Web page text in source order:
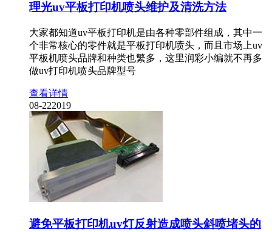
理光uv平板打印机喷头维护及清洗方法
大家都知道uv平板打印机是由各种零部件组成，其中一
个非常核心的零件就是平板打印机喷头，而且市场上uv
平板机喷头品牌和种类也繁多，这里润彩小编就不再多
做uv打印机喷头品牌型号
查看详情
08-222019
避免平板打印机uv灯反射造成喷头斜喷堵头的